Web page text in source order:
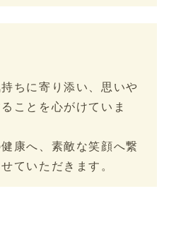
ちに寄り添い、思いや
ことを心がけていま
康へ、素敵な笑顔へ繋
ていただきます。